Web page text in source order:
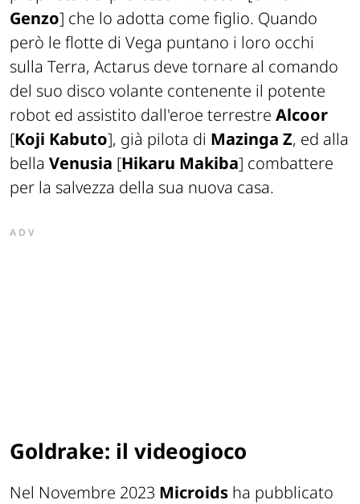
Genzo] che lo adotta come figlio. Quando
però le flotte di Vega puntano i loro occhi
sulla Terra, Actarus deve tornare al comando
del suo disco volante contenente il potente
robot ed assistito dall'eroe terrestre Alcoor
[Koji Kabuto], già pilota di Mazinga Z, ed alla
bella Venusia [Hikaru Makiba] combattere
per la salvezza della sua nuova casa.
ADV
Goldrake: il videogioco
Nel Novembre 2023 Microids ha pubblicato